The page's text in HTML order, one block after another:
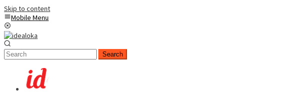
Skip to content
Mobile Menu
Search